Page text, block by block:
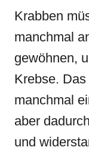
Krabben
manchmal
gewöhnen,
Krebse.
manchmal
aber
und